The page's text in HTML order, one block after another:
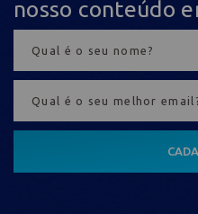
nosso conteúdo